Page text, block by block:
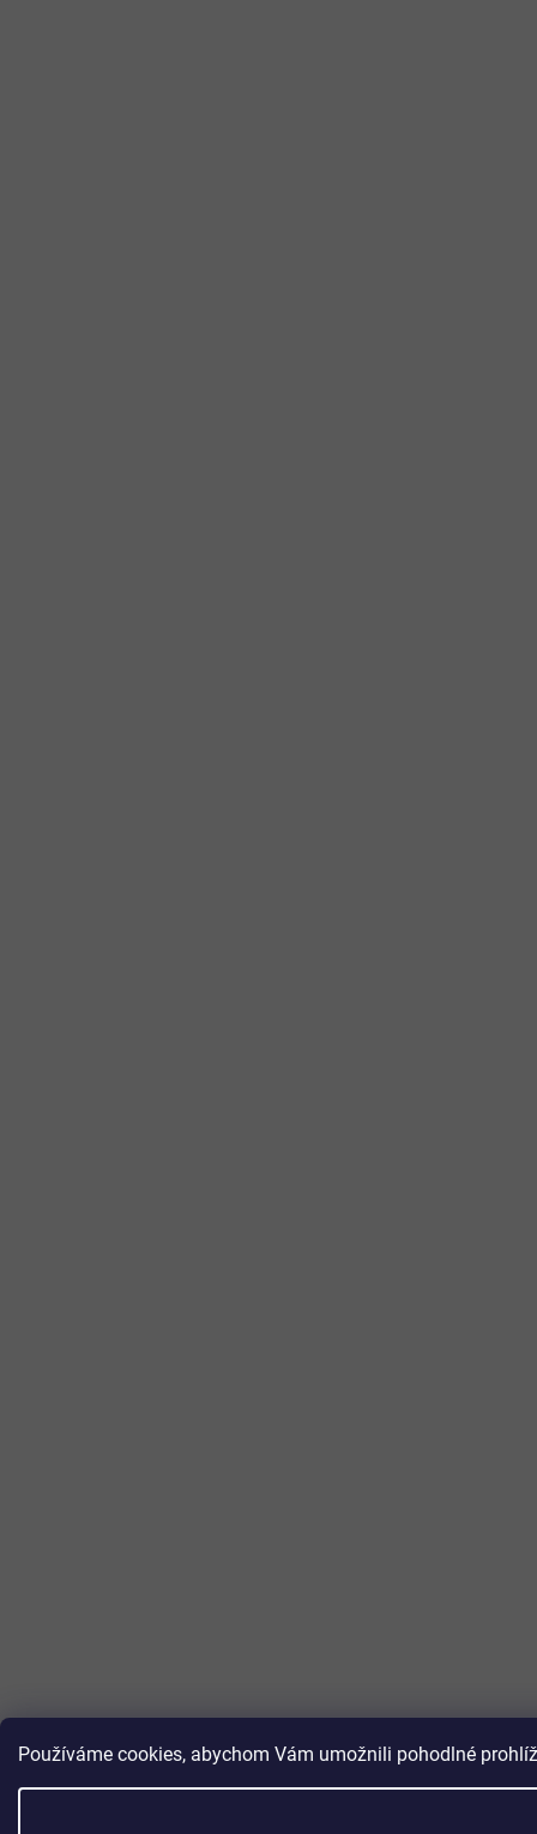
Používáme cookies, abychom Vám umožnili pohodlné